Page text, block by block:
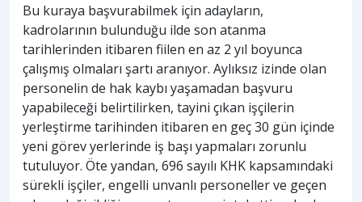
Bu kuraya başvurabilmek için adayların,
kadrolarının bulunduğu ilde son atanma
tarihlerinden itibaren fiilen en az 2 yıl boyunca
çalışmış olmaları şartı aranıyor. Aylıksız izinde olan
personelin de hak kaybı yaşamadan başvuru
yapabileceği belirtilirken, tayini çıkan işçilerin
yerleştirme tarihinden itibaren en geç 30 gün içinde
yeni görev yerlerinde iş başı yapmaları zorunlu
tutuluyor. Öte yandan, 696 sayılı KHK kapsamındaki
sürekli işçiler, engelli unvanlı personeller ve geçen